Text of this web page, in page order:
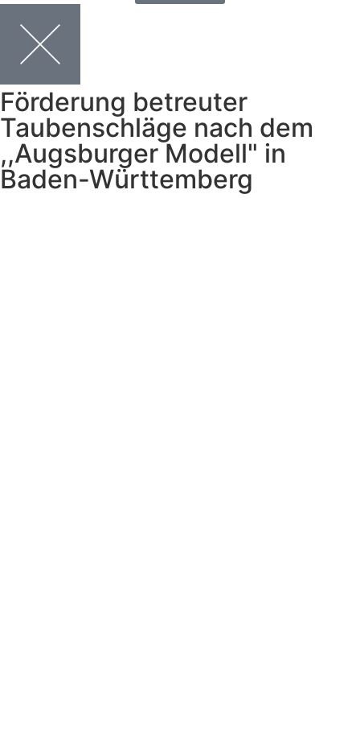
Förderung betreuter
Taubenschläge nach dem
,,Augsburger Modell" in
Baden-Württemberg